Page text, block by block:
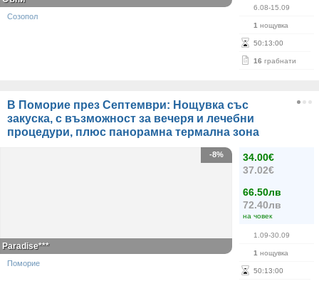
6.08-15.09
1 нощувка
50:13:00
16 грабнати
Созопол
В Поморие през Септември: Нощувка със
закуска, с възможност за вечеря и лечебни
процедури, плюс панорамна термална зона
34.00€
37.02€
66.50лв
72.40лв
на човек
1.09-30.09
1 нощувка
50:13:00
-8%
Paradise***
Поморие